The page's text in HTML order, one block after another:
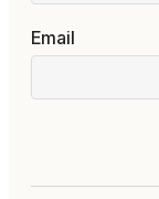
Email